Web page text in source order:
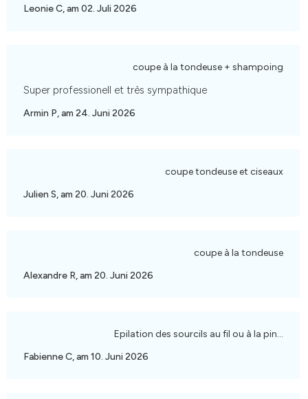
Leonie C, am 02. Juli 2026
coupe à la tondeuse + shampoing
Super professionell et très sympathique
Armin P, am 24. Juni 2026
coupe tondeuse et ciseaux
Julien S, am 20. Juni 2026
coupe à la tondeuse
Alexandre R, am 20. Juni 2026
Epilation des sourcils au fil ou à la pince
Fabienne C, am 10. Juni 2026